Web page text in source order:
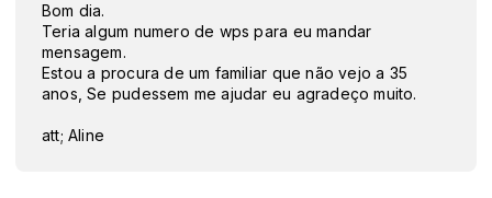
Bom dia.
Teria algum numero de wps para eu mandar
mensagem.
Estou a procura de um familiar que não vejo a 35
anos, Se pudessem me ajudar eu agradeço muito.
att; Aline